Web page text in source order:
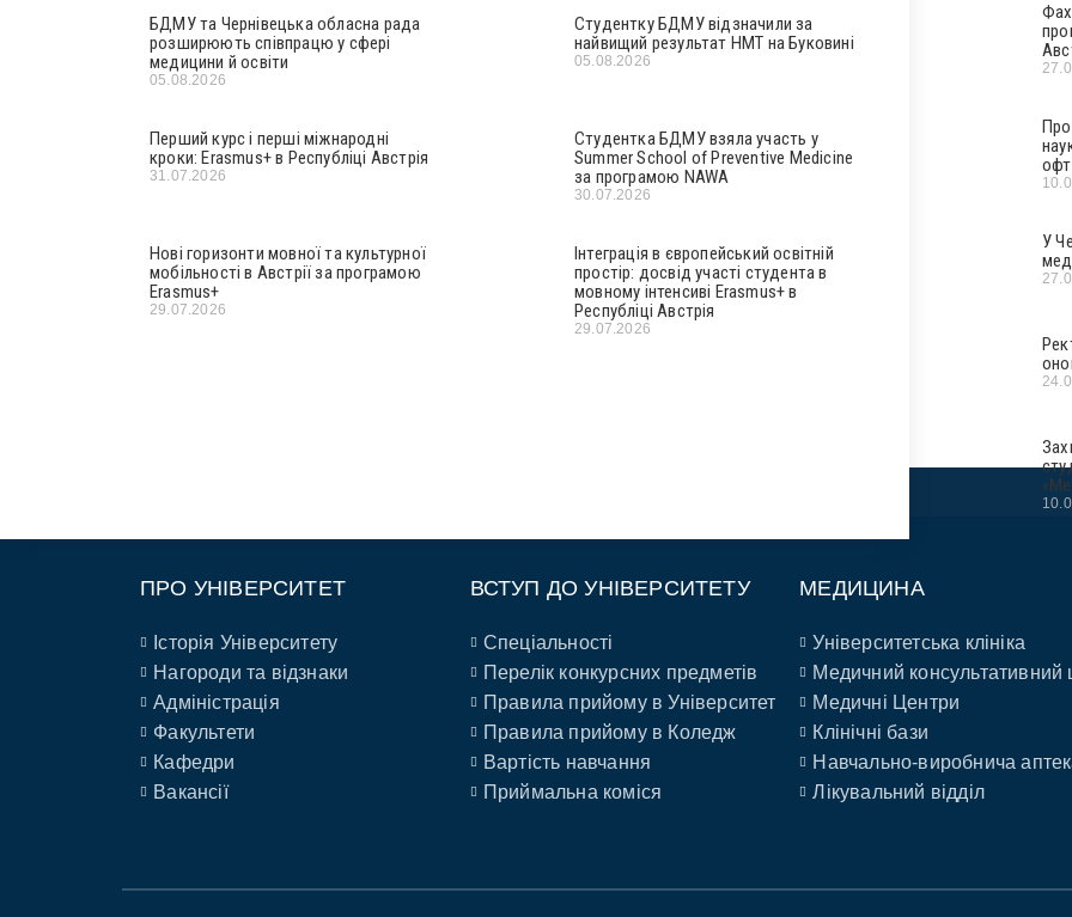
БДМУ та Чернівецька обласна рада
розширюють співпрацю у сфері
медицини й освіти
05.08.2026
Студентку БДМУ відзначили за
найвищий результат НМТ на Буковині
05.08.2026
Перший курс і перші міжнародні
кроки: Erasmus+ в Республіці Австрія
31.07.2026
Студентка БДМУ взяла участь у
Summer School of Preventive Medicine
за програмою NAWA
30.07.2026
Нові горизонти мовної та культурної
мобільності в Австрії за програмою
Erasmus+
29.07.2026
Інтеграція в європейський освітній
простір: досвід участі студента в
мовному інтенсиві Erasmus+ в
Республіці Австрія
29.07.2026
У
ПРО УНІВЕРСИТЕТ
Історія Університету
Нагороди та відзнаки
Адміністрація
Факультети
Кафедри
Вакансії
ВСТУП ДО УНІВЕРСИТЕТУ
Спеціальності
Перелік конкурсних предметів
Правила прийому в Університет
Правила прийому в Коледж
Вартість навчання
Приймальна коміся
МЕДИЦИНА
Університетська клініка
Медичний консультативний
Медичні Центри
Клінічні бази
Навчально-виробнича
Лікувальний відділ